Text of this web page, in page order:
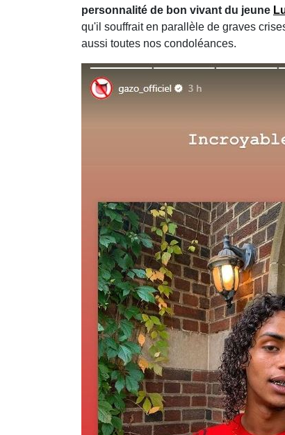
personnalité de bon vivant du jeune
qu'il souffrait en parallèle de graves
aussi toutes nos condoléances.